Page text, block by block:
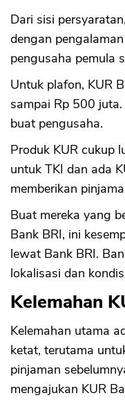
Dari sisi
dengan
pengusaha pemula
Untuk plafon, KUR
sampai Rp 500
buat pengusaha.
Produk KUR cukup
untuk TKI dan ada
memberikan
Buat mereka yang
Bank BRI, ini
lewat Bank BRI.
lokalisasi dan
Kelemahan
Kelemahan utama
ketat, terutama
pinjaman
mengajukan KUR